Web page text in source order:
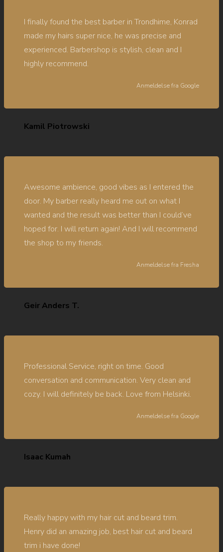
I finally found the best barber in Trondhime, Konrad
made my hairs super nice, he was precise and
experienced. Barbershop is stylish, clean and I
highly recommend.
Anmeldelse fra Google
Kamil Piotrowski
Awesome ambience, good vibes as I entered the
door. My barber really heard me out on what I
wanted and the result was better than I could’ve
hoped for. I will return again! And I will recommend
the shop to my friends.
Anmeldelse fra Fresha
Geir Anders T.
Professional Service, right on time. Good
conversation and communication. Very clean and
cozy. I will definitely be back. Love from Helsinki.
Anmeldelse fra Google
Isaac Kumah
Really happy with my hair cut and beard trim.
Henry did an amazing job, best hair cut and beard
trim i have done!